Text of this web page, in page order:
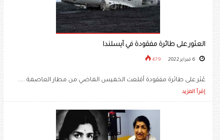
العثور على طائرة مفقودة في آيسلندا
479
عُثر على طائرة مفقودة أقلعت الخميس الماضي من مطار العاصمة .....
إقرأ المزيد